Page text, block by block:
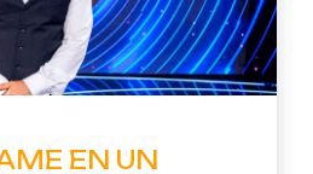
EN UN